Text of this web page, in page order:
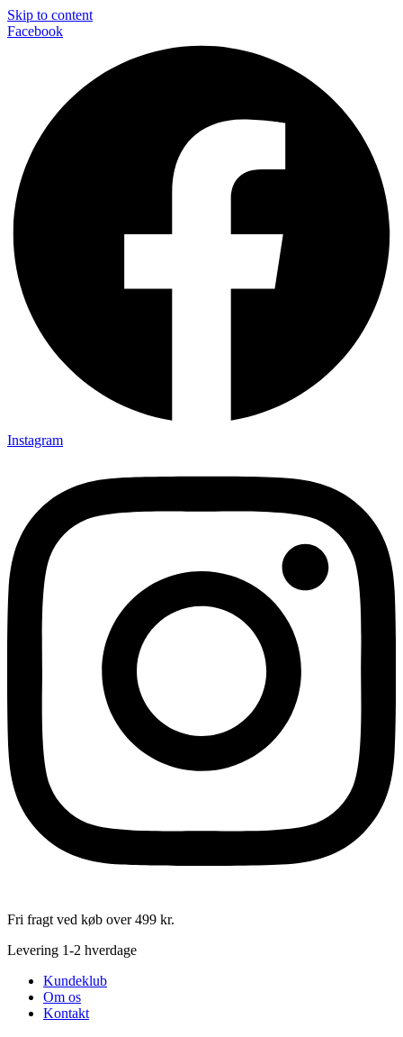
Skip to content
Facebook
Instagram
Fri fragt ved køb over 499 kr.
Levering 1-2 hverdage
Kundeklub
Om os
Kontakt